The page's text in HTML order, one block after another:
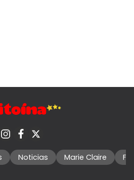
Noticias Marie Claire